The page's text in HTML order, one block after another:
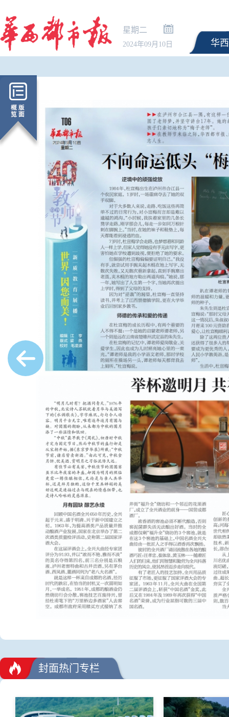
星期二
2024年09月10日 华
伊朗官员称已与阿曼就霍尔木兹
海峡通行问题明确总体框架
奋楫之“陆” | 第二集《破
封面热门专栏